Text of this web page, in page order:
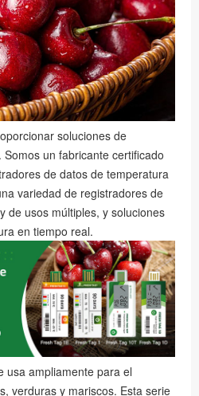
soluciones de
un fabricante certificado
de datos de temperatura
variedad de registradores de
de usos múltiples, y soluciones
en tiempo real.
usa ampliamente para el
verduras y mariscos. Esta serie